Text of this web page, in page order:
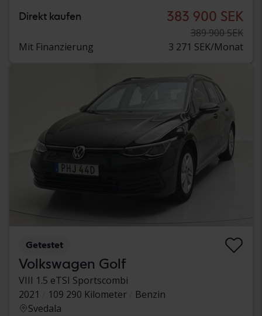
Direkt kaufen 383 900 SEK
389 900 SEK
Mit Finanzierung
3 271 SEK/Monat
Getestet
Volkswagen Golf
VIII 1.5 eTSI Sportscombi
2021
109 290 Kilometer
Benzin
Svedala